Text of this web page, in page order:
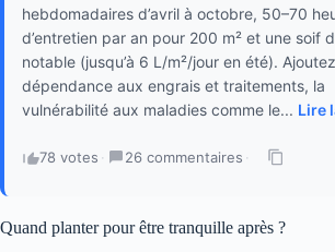
hebdomadaires d’avril à octobre, 50–70
d’entretien par an pour 200 m² et une soif
notable (jusqu’à 6 L/m²/jour en été).
dépendance aux engrais et traitements, la
vulnérabilité aux maladies comme le... Lire
78 votes · 26 commentaires ·
Quand planter pour être tranquille après ?